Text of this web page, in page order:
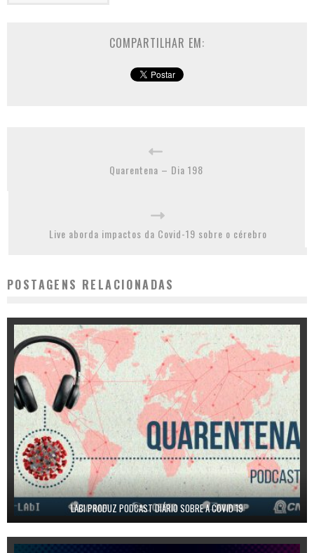
COMPARTILHAR EM:
Quarentena – Dia 198
Live aborda impactos da Covid-19 sobre o cérebro
POSTAGENS RELACIONADAS
LABI PRODUZ PODCAST DIÁRIO SOBRE A COVID 19